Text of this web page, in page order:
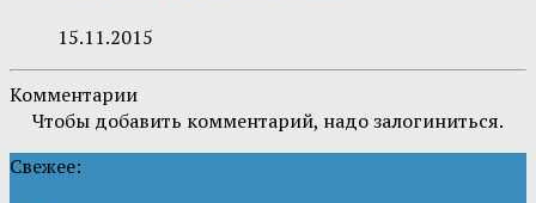
15.11.2015
Комментарии
Чтобы добавить комментарий, надо залогиниться.
Свежее: